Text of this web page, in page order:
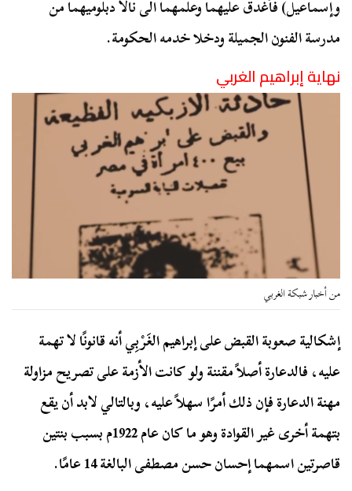
وإسماعيل) فأغدق عليهما وعلمهما الى نالا دبلوميهما من
مدرسة الفنون الجميلة ودخلا خدمه الحكومة.
نهاية إبراهيم الغربي
من أخبار شبكة الغربي
إشكالية صعوبة القبض على إبراهيم الغَرْبِي أنه قانونًا لا تهمة
عليه، فالدعارة أصلاً مقننة ولو كانت الأزمة على تصريح مزاولة
مهنة الدعارة فإن ذلك أمرًا سهلاً عليه، وبالتالي لابد أن يقع
بتهمة أخرى غير القوادة وهو ما كان عام 1922م بسبب بنتين
قاصرتين اسمهما إحسان حسن مصطفى البالغة 14 عامًا.